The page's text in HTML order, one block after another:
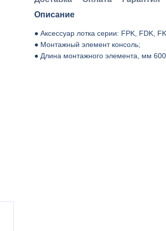
Описание
● Аксессуар лотка серии: FPK, FDK,
● Монтажный элемент консоль;
● Длина монтажного элемента, мм 600